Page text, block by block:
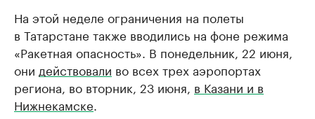
На этой неделе ограничения на полеты
в Татарстане также вводились на фоне режима
«Ракетная опасность». В понедельник, 22 июня,
они действовали во всех трех аэропортах
региона, во вторник, 23 июня, в Казани и в
Нижнекамске